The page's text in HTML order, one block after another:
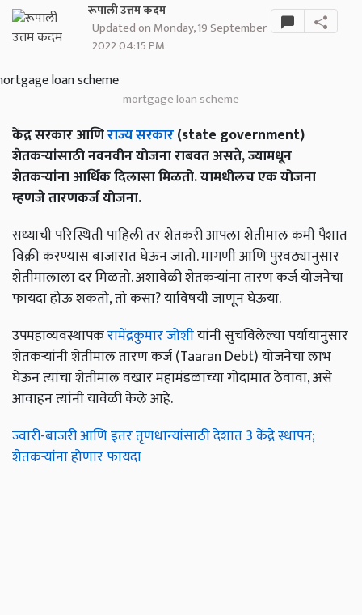
रूपाली उत्तम कदम
Updated on Monday, 19 September
2022 04:15 PM
mortgage loan scheme
केंद्र सरकार आणिराज्य सरकार(state government)
शेतकऱ्यांसाठी नवनवीन योजना राबवत असते, ज्यामधून
शेतकऱ्यांना आर्थिक दिलासा मिळतो. यामधीलच एक योजना
म्हणजे तारणकर्ज योजना.
सध्याची परिस्थिती पाहिली तर शेतकरी आपला शेतीमाल कमी पैशात
विक्री करण्यास बाजारात घेऊन जातो. मागणी आणि पुरवठ्यानुसार
शेतीमालाला दर मिळतो. अशावेळी शेतकऱ्यांना तारण कर्ज योजनेचा
फायदा होऊ शकतो, तो कसा? याविषयी जाणून घेऊया.
उपमहाव्यवस्थापकरामेंद्रकुमार जोशीयांनी सुचविलेल्या पर्यायानुसार
शेतकऱ्यांनी शेतीमाल तारण कर्ज (Taaran Debt) योजनेचा लाभ
घेऊन त्यांचा शेतीमाल वखार महामंडळाच्या गोदामात ठेवावा, असे
आवाहन त्यांनी यावेळी केले आहे.
ज्वारी-बाजरी आणि इतर तृणधान्यांसाठी देशात 3 केंद्रे स्थापन;
शेतकऱ्यांना होणार फायदा